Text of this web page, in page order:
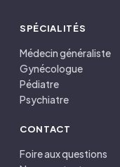
SPÉCIALITÉS
Médecin généraliste
Gynécologue
Pédiatre
Psychiatre
CONTACT
Foire aux questions